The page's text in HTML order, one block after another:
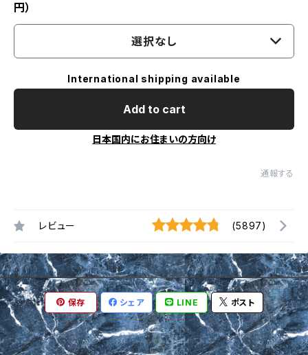
円）
選択なし
International shipping available
Add to cart
日本国内にお住まいの方向け
通報する
レビュー (5897)
保存 シェア LINE ポスト